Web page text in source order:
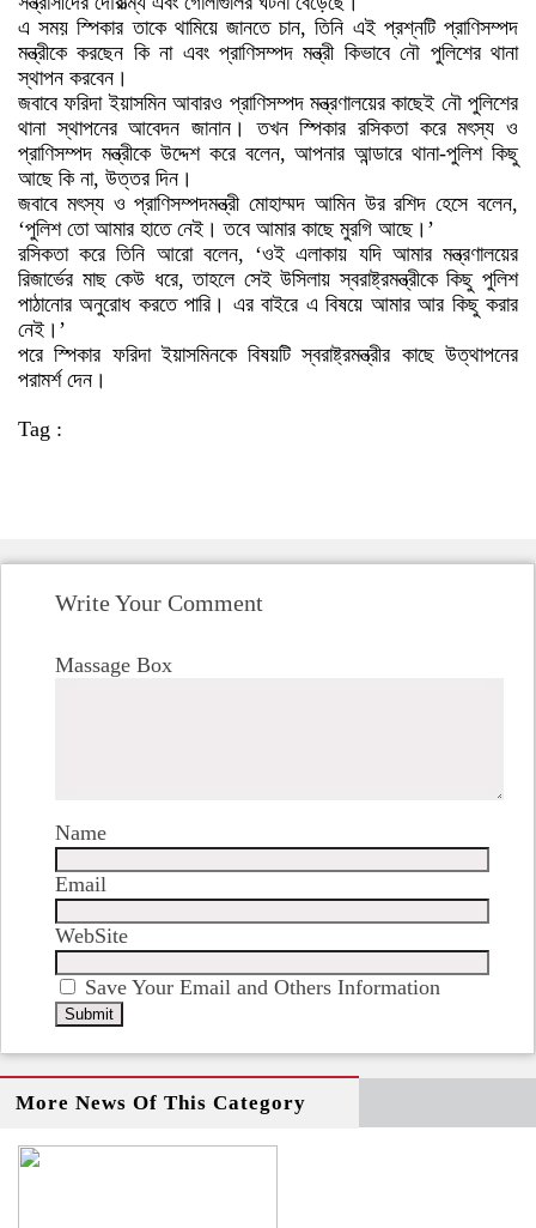
এ সময় স্পিকার তাকে থামিয়ে জানতে চান, তিনি এই প্রশ্নটি প্রাণিসম্পদ
মন্ত্রীকে করছেন কি না এবং প্রাণিসম্পদ মন্ত্রী কিভাবে নৌ পুলিশের থানা
স্থাপন করবেন।
জবাবে ফরিদা ইয়াসমিন আবারও প্রাণিসম্পদ মন্ত্রণালয়ের কাছেই নৌ পুলিশের
থানা স্থাপনের আবেদন জানান। তখন স্পিকার রসিকতা করে মৎস্য ও
প্রাণিসম্পদ মন্ত্রীকে উদ্দেশ করে বলেন, আপনার আন্ডারে থানা-পুলিশ কিছু
আছে কি না, উত্তর দিন।
জবাবে মৎস্য ও প্রাণিসম্পদমন্ত্রী মোহাম্মদ আমিন উর রশিদ হেসে বলেন,
‘পুলিশ তো আমার হাতে নেই। তবে আমার কাছে মুরগি আছে।’
রসিকতা করে তিনি আরো বলেন, ‘ওই এলাকায় যদি আমার মন্ত্রণালয়ের
রিজার্ভের মাছ কেউ ধরে, তাহলে সেই উসিলায় স্বরাষ্ট্রমন্ত্রীকে কিছু পুলিশ
পাঠানোর অনুরোধ করতে পারি। এর বাইরে এ বিষয়ে আমার আর কিছু করার
নেই।’
পরে স্পিকার ফরিদা ইয়াসমিনকে বিষয়টি স্বরাষ্ট্রমন্ত্রীর কাছে উত্থাপনের
পরামর্শ দেন।
Tag :
Write Your Comment
Massage Box
Name
Email
WebSite
Save Your Email and Others Information
More News Of This Category